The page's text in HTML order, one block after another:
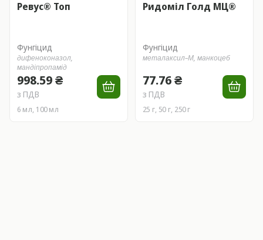
Ревус® Топ
Фунгіцид
дифеноконазол,
мандіпропамід
998.59 ₴
з ПДВ
6 мл, 100 мл
Ридоміл Голд МЦ®
Фунгіцид
металаксил–М, манкоцеб
77.76 ₴
з ПДВ
25 г, 50 г, 250 г